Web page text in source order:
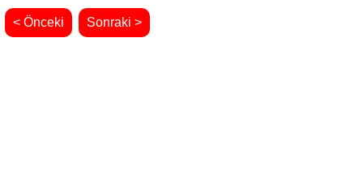
< Önceki Sonraki >